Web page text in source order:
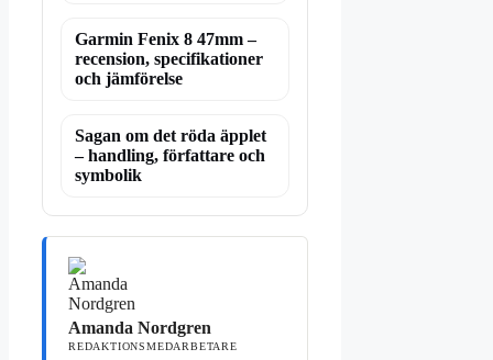
Garmin Fenix 8 47mm –
recension, specifikationer
och jämförelse
Sagan om det röda äpplet
– handling, författare och
symbolik
Amanda Nordgren
REDAKTIONSMEDARBETARE